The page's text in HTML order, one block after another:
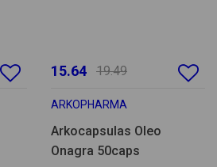
15.64 19.49
ARKOPHARMA
Arkocapsulas Oleo
Onagra 50caps